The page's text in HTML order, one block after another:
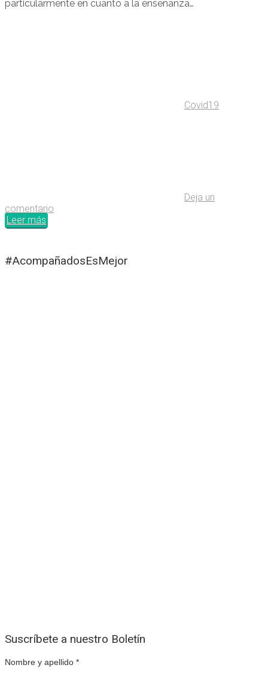
particularmente en cuanto a la enseñanza…
Covid19
Deja un
comentario
Leer más
#AcompañadosEsMejor
Suscríbete a nuestro Boletín
Nombre y apellido *